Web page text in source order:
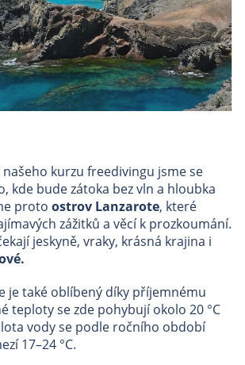
kurzu freedivingu jsme se
kde bude zátoka bez vln a hloubka
proto ostrov Lanzarote, které
zážitků a věcí k prozkoumání.
jeskyně, vraky, krásná krajina i
je také oblíbený díky příjemnému
teploty se zde pohybují okolo 20 °C
vody se podle ročního období
17–24 °C.